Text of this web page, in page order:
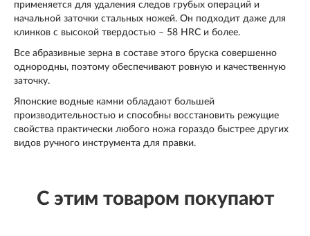
применяется для удаления следов грубых операций и
начальной заточки стальных ножей. Он подходит даже для
клинков с высокой твердостью – 58 HRC и более.
Все абразивные зерна в составе этого бруска совершенно
однородны, поэтому обеспечивают ровную и качественную
заточку.
Японские водные камни обладают большей
производительностью и способны восстановить режущие
свойства практически любого ножа гораздо быстрее других
видов ручного инструмента для правки.
С этим товаром покупают